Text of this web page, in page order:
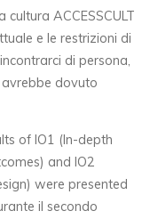
cultura ACCESSCULT
e le restrizioni di
di persona,
dovuto
of IO1 (In-depth
and IO2
were presented
il secondo